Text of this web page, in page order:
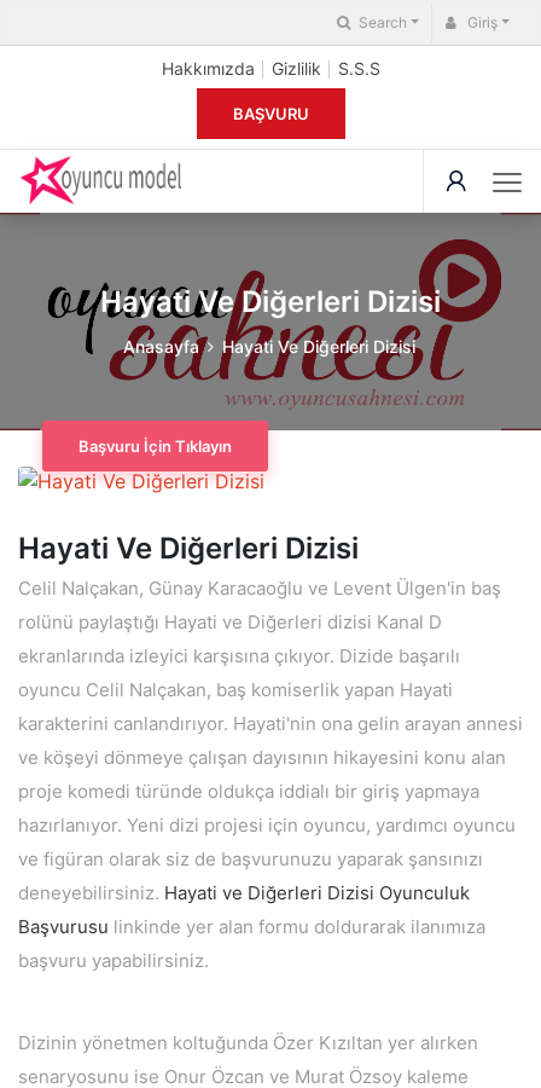
Search Giriş
Hakkımızda Gizlilik S.S.S
BAŞVURU
Hayati Ve Diğerleri Dizisi
Anasayfa Hayati Ve Diğerleri Dizisi
Başvuru İçin Tıklayın
Hayati Ve Diğerleri Dizisi
Celil Nalçakan, Günay Karacaoğlu ve Levent Ülgen'in baş
rolünü paylaştığı Hayati ve Diğerleri dizisi Kanal D
ekranlarında izleyici karşısına çıkıyor. Dizide başarılı
oyuncu Celil Nalçakan, baş komiserlik yapan Hayati
karakterini canlandırıyor. Hayati'nin ona gelin arayan annesi
ve köşeyi dönmeye çalışan dayısının hikayesini konu alan
proje komedi türünde oldukça iddialı bir giriş yapmaya
hazırlanıyor. Yeni dizi projesi için oyuncu, yardımcı oyuncu
ve figüran olarak siz de başvurunuzu yaparak şansınızı
deneyebilirsiniz. Hayati ve Diğerleri Dizisi Oyunculuk
Başvurusu linkinde yer alan formu doldurarak ilanımıza
başvuru yapabilirsiniz.
Dizinin yönetmen koltuğunda Özer Kızıltan yer alırken
senaryosunu ise Onur Özcan ve Murat Özsoy kaleme